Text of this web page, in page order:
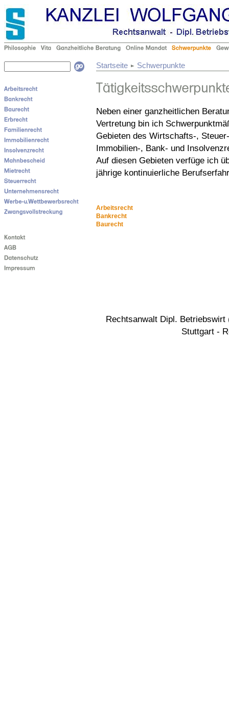
Startseite Schwerpunkte
Neben einer ganzheitlichen
Vertretung bin ich
Gebieten des Wirtschafts-,
Immobilien-, Bank- und
Auf diesen Gebieten verfüge ich
jährige kontinuierliche
Arbeitsrecht
Bankrecht
Baurecht
Rechtsanwalt Dipl.
Stuttgart -